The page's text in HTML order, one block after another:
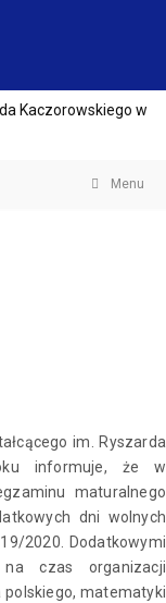
Menu
im. Ryszarda
informuje, że w
maturalnego
dni wolnych
2020. Dodatkowymi
czas organizacji
matematyki